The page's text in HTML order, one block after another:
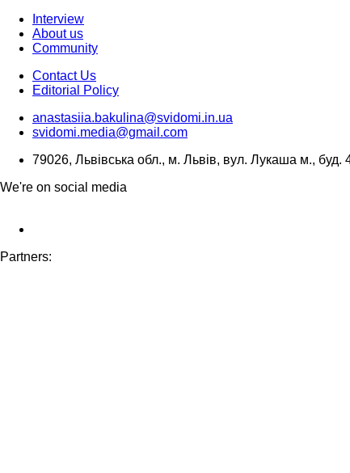
Interview
About us
Community
Contact Us
Editorial Policy
anastasiia.bakulina@svidomi.in.ua
svidomi.media@gmail.com
79026, Львівська обл., м. Львів, вул. Лукаша м., буд.
We're on social media
Partners: